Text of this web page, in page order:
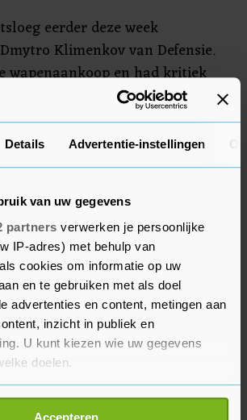
Details Advertentie-instellingen
van uw gegevens
partners verwerken je persoonlijke
IP-adres) met behulp van
cookies om informatie op uw
en te gebruiken met als doel
advertenties en content, metingen aan
inzicht in publiek en
U kunt kiezen wie uw gegevens
doelen.
willen we ook graag:
eerder deze week
Klimenkov van Defensie.
wapenaankoop en had kritiek
De minister wil ook af
de Defensie Inkoopdienst,
Zij weigert te vertrekken.